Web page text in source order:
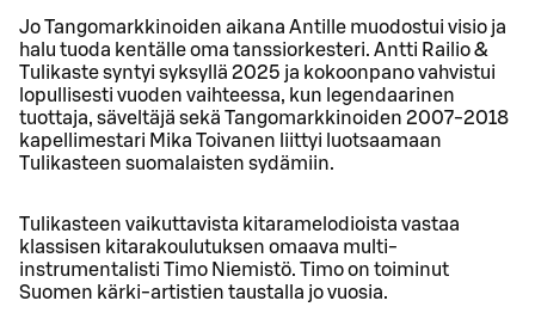
Jo Tangomarkkinoiden aikana Antille muodostui visio ja
halu tuoda kentälle oma tanssiorkesteri. Antti Railio &
Tulikaste syntyi syksyllä 2025 ja kokoonpano vahvistui
lopullisesti vuoden vaihteessa, kun legendaarinen
tuottaja, säveltäjä sekä Tangomarkkinoiden 2007-2018
kapellimestari Mika Toivanen liittyi luotsaamaan
Tulikasteen suomalaisten sydämiin.
Tulikasteen vaikuttavista kitaramelodioista vastaa
klassisen kitarakoulutuksen omaava multi-
instrumentalisti Timo Niemistö. Timo on toiminut
Suomen kärki-artistien taustalla jo vuosia.